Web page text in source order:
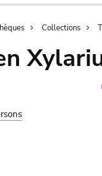
Collections